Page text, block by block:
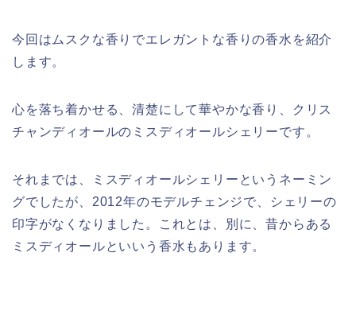
今回はムスクな香りでエレガントな香りの香水を紹介
します。
心を落ち着かせる、清楚にして華やかな香り、クリス
チャンディオールのミスディオールシェリーです。
それまでは、ミスディオールシェリーというネーミン
グでしたが、2012年のモデルチェンジで、シェリーの
印字がなくなりました。これとは、別に、昔からある
ミスディオールといいう香水もあります。